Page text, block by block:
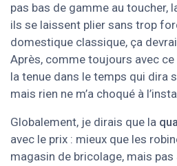
pas bas de gamme au toucher,
ils se laissent plier sans trop
domestique classique, ça
Après, comme toujours avec ce
la tenue dans le temps qui dira
mais rien ne m’a choqué à
Globalement, je dirais que la
avec le prix : mieux que les
magasin de bricolage, mais